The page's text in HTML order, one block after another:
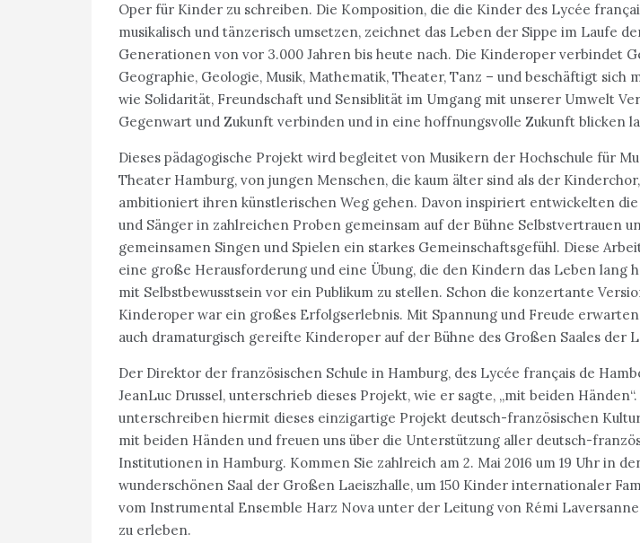
Oper für Kinder zu schreiben. Die Komposition, die die Kinder des Lycée
musikalisch und tänzerisch umsetzen, zeichnet das Leben der Sippe im Laufe
Generationen von vor 3.000 Jahren bis heute nach. Die Kinderoper verbindet
Geographie, Geologie, Musik, Mathematik, Theater, Tanz – und beschäftigt sich
wie Solidarität, Freundschaft und Sensiblität im Umgang mit unserer Umwelt
Gegenwart und Zukunft verbinden und in eine hoffnungsvolle Zukunft blicken
Dieses pädagogische Projekt wird begleitet von Musikern der Hochschule für
Theater Hamburg, von jungen Menschen, die kaum älter sind als der
ambitioniert ihren künstlerischen Weg gehen. Davon inspiriert entwickelten
und Sänger in zahlreichen Proben gemeinsam auf der Bühne Selbstvertrauen
gemeinsamen Singen und Spielen ein starkes Gemeinschaftsgefühl. Diese
eine große Herausforderung und eine Übung, die den Kindern das Leben lang
mit Selbstbewusstsein vor ein Publikum zu stellen. Schon die konzertante
Kinderoper war ein großes Erfolgserlebnis. Mit Spannung und Freude
auch dramaturgisch gereifte Kinderoper auf der Bühne des Großen Saales der
Der Direktor der französischen Schule in Hamburg, des Lycée français de
JeanLuc Drussel, unterschrieb dieses Projekt, wie er sagte, „mit beiden
unterschreiben hiermit dieses einzigartige Projekt deutsch-französischen
mit beiden Händen und freuen uns über die Unterstützung aller deutsch-
Institutionen in Hamburg. Kommen Sie zahlreich am 2. Mai 2016 um 19 Uhr in
wunderschönen Saal der Großen Laeiszhalle, um 150 Kinder internationaler
vom Instrumental Ensemble Harz Nova unter der Leitung von Rémi
zu erleben.